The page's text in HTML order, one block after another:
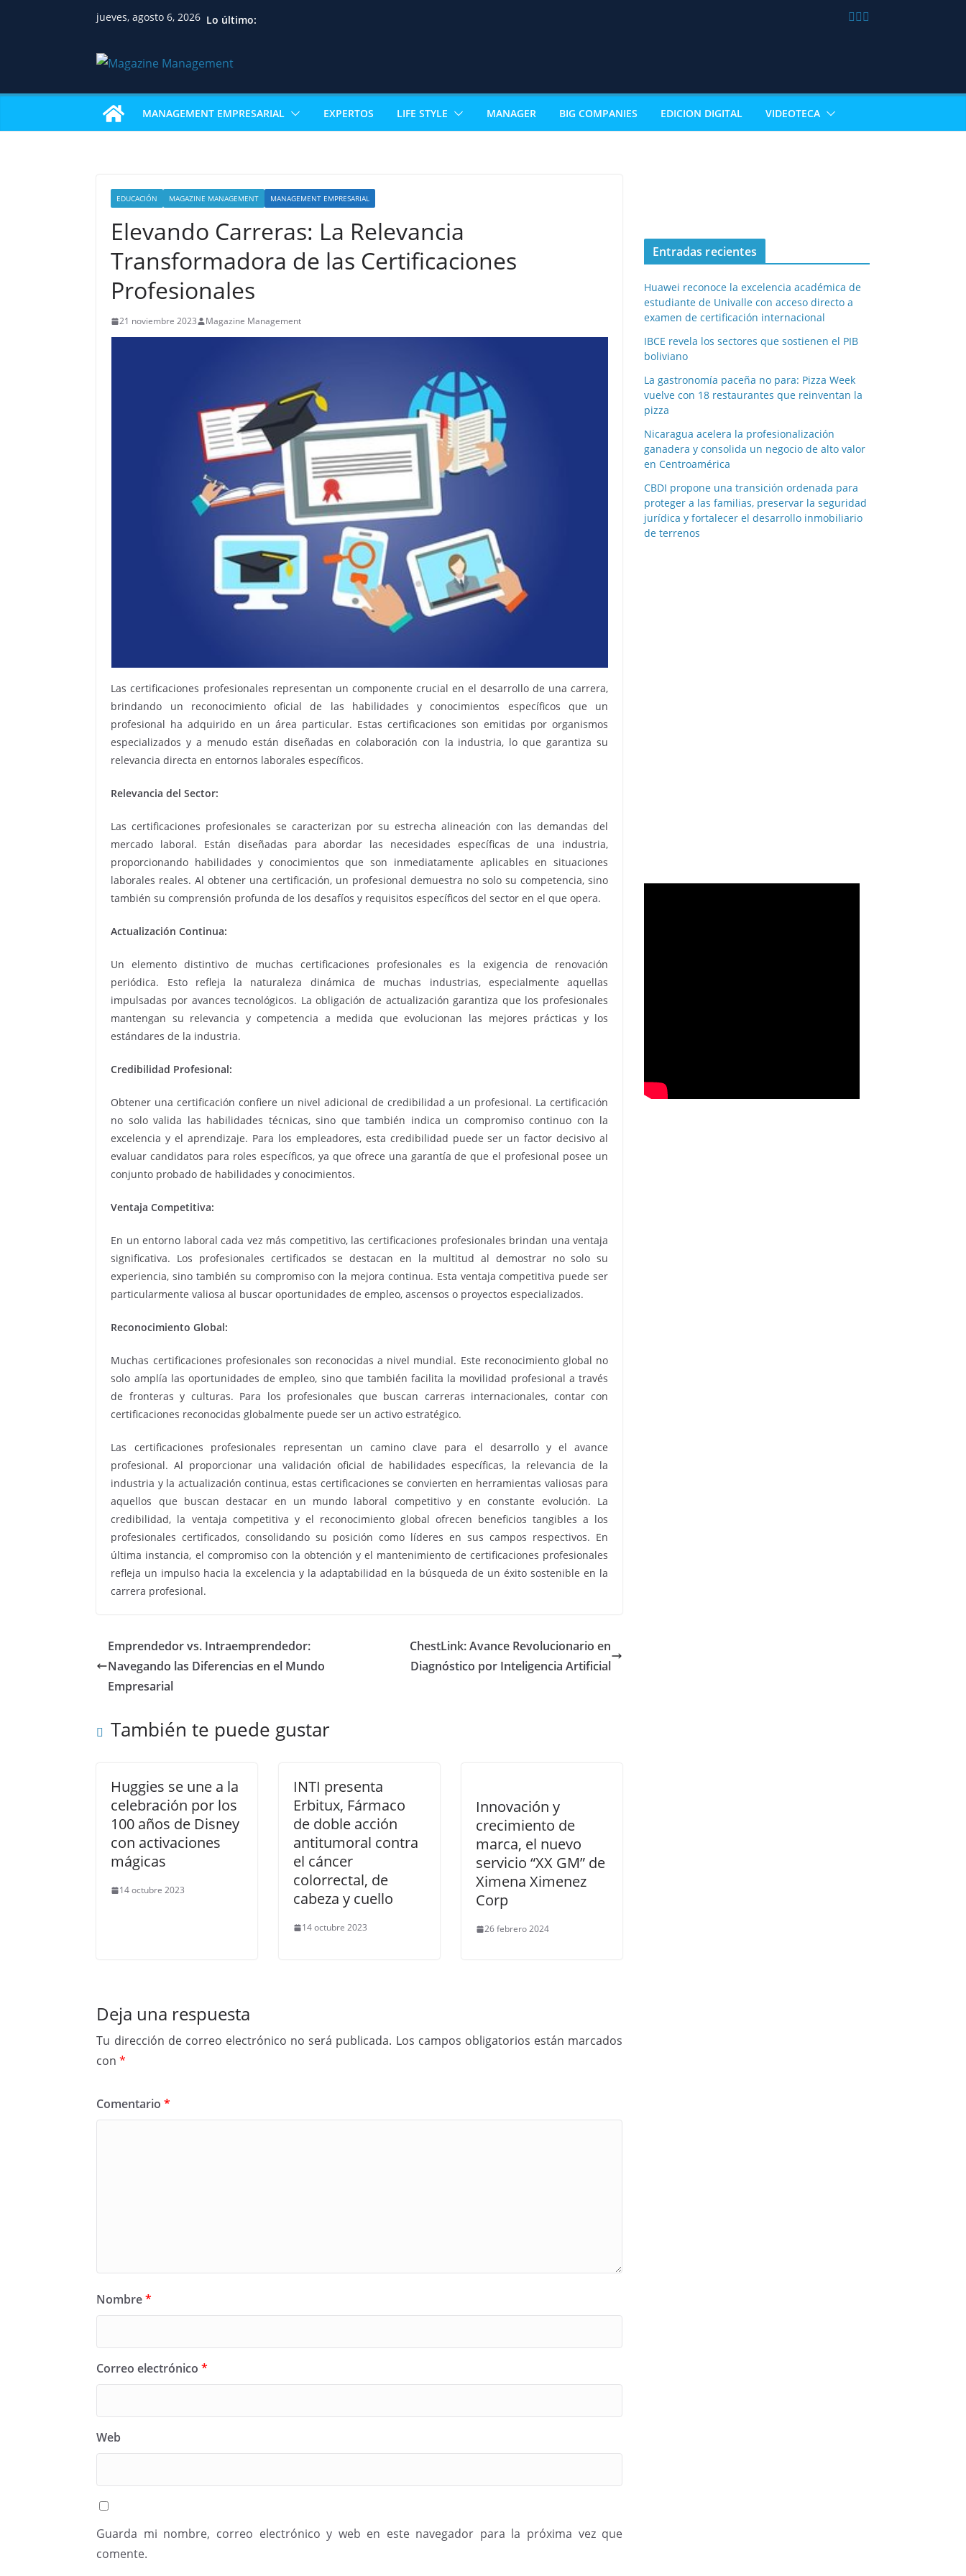
jueves, agosto 6, 2026 Lo último:
MANAGEMENT EMPRESARIAL EXPERTOS LIFE STYLE MANAGER BIG COMPANIES EDICION DIGITAL VIDEOTECA
EDUCACIÓN MAGAZINE MANAGEMENT MANAGEMENT EMPRESARIAL
Elevando Carreras: La Relevancia
Transformadora de las Certificaciones
Profesionales
21 noviembre 2023 Magazine Management
Las certificaciones profesionales representan un componente crucial en el desarrollo de una carrera,
brindando un reconocimiento oficial de las habilidades y conocimientos específicos que un
profesional ha adquirido en un área particular. Estas certificaciones son emitidas por organismos
especializados y a menudo están diseñadas en colaboración con la industria, lo que garantiza su
relevancia directa en entornos laborales específicos.
Relevancia del Sector:
Las certificaciones profesionales se caracterizan por su estrecha alineación con las demandas del
mercado laboral. Están diseñadas para abordar las necesidades específicas de una industria,
proporcionando habilidades y conocimientos que son inmediatamente aplicables en situaciones
laborales reales. Al obtener una certificación, un profesional demuestra no solo su competencia, sino
también su comprensión profunda de los desafíos y requisitos específicos del sector en el que opera.
Actualización Continua:
Un elemento distintivo de muchas certificaciones profesionales es la exigencia de renovación
periódica. Esto refleja la naturaleza dinámica de muchas industrias, especialmente aquellas
impulsadas por avances tecnológicos. La obligación de actualización garantiza que los profesionales
mantengan su relevancia y competencia a medida que evolucionan las mejores prácticas y los
estándares de la industria.
Credibilidad Profesional:
Obtener una certificación confiere un nivel adicional de credibilidad a un profesional. La certificación
no solo valida las habilidades técnicas, sino que también indica un compromiso continuo con la
excelencia y el aprendizaje. Para los empleadores, esta credibilidad puede ser un factor decisivo al
evaluar candidatos para roles específicos, ya que ofrece una garantía de que el profesional posee un
conjunto probado de habilidades y conocimientos.
Ventaja Competitiva:
En un entorno laboral cada vez más competitivo, las certificaciones profesionales brindan una ventaja
significativa. Los profesionales certificados se destacan en la multitud al demostrar no solo su
experiencia, sino también su compromiso con la mejora continua. Esta ventaja competitiva puede ser
particularmente valiosa al buscar oportunidades de empleo, ascensos o proyectos especializados.
Reconocimiento Global:
Muchas certificaciones profesionales son reconocidas a nivel mundial. Este reconocimiento global no
solo amplía las oportunidades de empleo, sino que también facilita la movilidad profesional a través
de fronteras y culturas. Para los profesionales que buscan carreras internacionales, contar con
certificaciones reconocidas globalmente puede ser un activo estratégico.
Las certificaciones profesionales representan un camino clave para el desarrollo y el avance
profesional. Al proporcionar una validación oficial de habilidades específicas, la relevancia de la
industria y la actualización continua, estas certificaciones se convierten en herramientas valiosas para
aquellos que buscan destacar en un mundo laboral competitivo y en constante evolución. La
credibilidad, la ventaja competitiva y el reconocimiento global ofrecen beneficios tangibles a los
profesionales certificados, consolidando su posición como líderes en sus campos respectivos. En
última instancia, el compromiso con la obtención y el mantenimiento de certificaciones profesionales
refleja un impulso hacia la excelencia y la adaptabilidad en la búsqueda de un éxito sostenible en la
carrera profesional.
Emprendedor vs. Intraemprendedor:
Navegando las Diferencias en el Mundo
Empresarial
ChestLink: Avance Revolucionario en
Diagnóstico por Inteligencia Artificial
También te puede gustar
Huggies se une a la
celebración por los
100 años de Disney
con activaciones
mágicas
14 octubre 2023
INTI presenta
Erbitux, Fármaco
de doble acción
antitumoral contra
el cáncer
colorrectal, de
cabeza y cuello
14 octubre 2023
Innovación y
crecimiento de
marca, el nuevo
servicio “XX GM” de
Ximena Ximenez
Corp
26 febrero 2024
Deja una respuesta
Tu dirección de correo electrónico no será publicada. Los campos obligatorios están marcados
con*
Comentario*
Nombre*
Correo electrónico*
Web
Guarda mi nombre, correo electrónico y web en este navegador para la próxima vez que
comente.
Entradas recientes
Huawei reconoce la excelencia académica de
estudiante de Univalle con acceso directo a
examen de certificación internacional
IBCE revela los sectores que sostienen el PIB
boliviano
La gastronomía paceña no para: Pizza Week
vuelve con 18 restaurantes que reinventan la
pizza
Nicaragua acelera la profesionalización
ganadera y consolida un negocio de alto valor
en Centroamérica
CBDI propone una transición ordenada para
proteger a las familias, preservar la seguridad
jurídica y fortalecer el desarrollo inmobiliario
de terrenos